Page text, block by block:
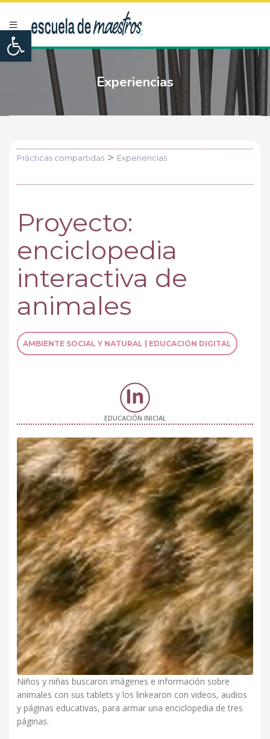
Open toolbar
Experiencias
Prácticas compartidas> Experiencias
Proyecto:
enciclopedia
interactiva de
animales
AMBIENTE SOCIAL Y NATURAL | EDUCACIÓN DIGITAL
EDUCACIÓN INICIAL
Niños y niñas buscaron imágenes e información sobre
animales con sus tablets y los linkearon con videos, audios
y páginas educativas, para armar una enciclopedia de tres
páginas.